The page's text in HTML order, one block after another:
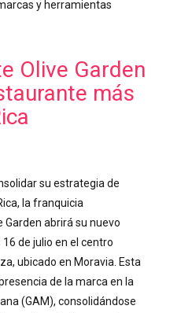
y herramientas
Olive Garden
más
su estrategia de
la franquicia
Garden abrirá su nuevo
de julio en el centro
ubicado en Moravia. Esta
de la marca en la
(GAM), consolidándose